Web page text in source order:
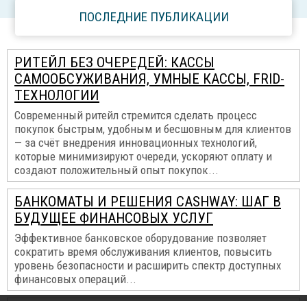
ПОСЛЕДНИЕ ПУБЛИКАЦИИ
РИТЕЙЛ БЕЗ ОЧЕРЕДЕЙ: КАССЫ
САМООБСУЖИВАНИЯ, УМНЫЕ КАССЫ, FRID-
ТЕХНОЛОГИИ
Современный ритейл стремится сделать процесс
покупок быстрым, удобным и бесшовным для клиентов
— за счёт внедрения инновационных технологий,
которые минимизируют очереди, ускоряют оплату и
создают положительный опыт покупок...
БАНКОМАТЫ И РЕШЕНИЯ CASHWAY: ШАГ В
БУДУЩЕЕ ФИНАНСОВЫХ УСЛУГ
Эффективное банковское оборудование позволяет
сократить время обслуживания клиентов, повысить
уровень безопасности и расширить спектр доступных
финансовых операций...